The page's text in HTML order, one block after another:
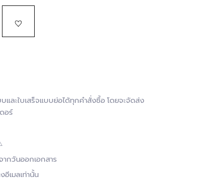
และใบเสร็จแบบย่อได้ทุกคำสั่งซื้อ โดยจะจัดส่ง
อร์
ากวันออกเอกสาร
อีเมลเท่านั้น